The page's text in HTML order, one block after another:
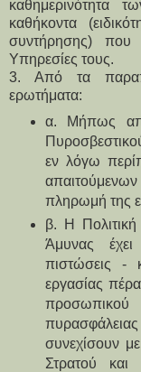
καθημερινότητα
καθήκοντα
συντήρησης) που
Υπηρεσίες τους.
3. Από τα
ερωτήματα:
α. Μήπως
εν λόγω
πληρωμή της
β. Η
Άμυνας έχει
πιστώσεις -
εργασίας
συνεχίσουν
Στρατού και